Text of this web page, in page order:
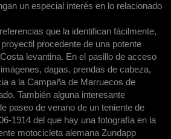
un especial interés en lo relacionado
que la identifican fácilmente,
procedente de una potente
levantina. En el pasillo de acceso
dagas, prendas de cabeza,
a la Campaña de Marruecos de
También alguna interesante
paseo de verano de un teniente de
1914 del que hay una fotografía en la
motocicleta alemana Zundapp